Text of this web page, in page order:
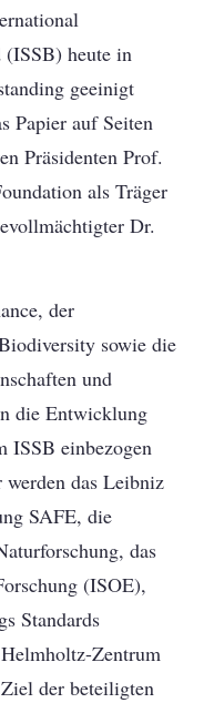
(ISSB) heute in
geeinigt
Papier auf Seiten
Präsidenten Prof.
als Träger
Dr.
der
sowie die
und
die Entwicklung
ISSB einbezogen
werden das Leibniz
SAFE, die
das
(ISOE),
Standards
Zentrum
der beteiligten